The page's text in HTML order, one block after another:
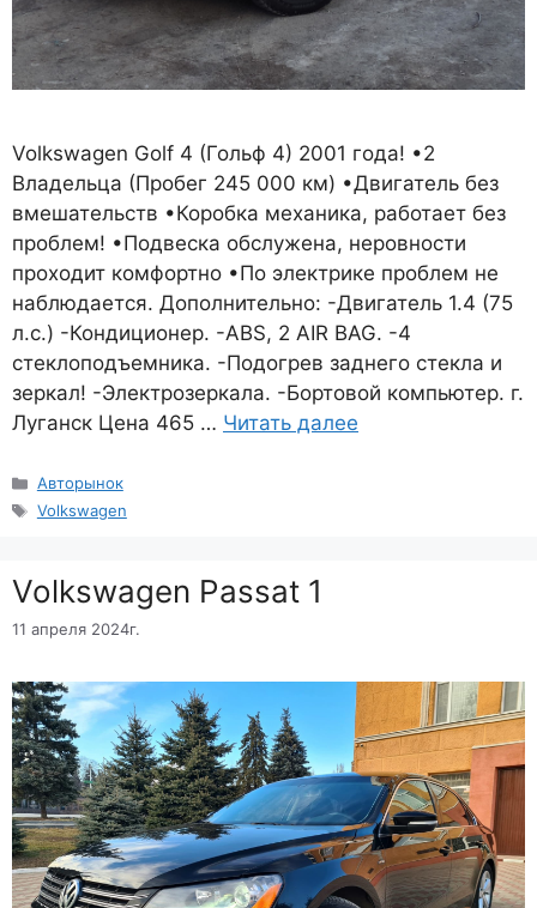
Volkswagen Golf 4 (Гольф 4) 2001 года! •2
Владельца (Пробег 245 000 км) •Двигатель без
вмешательств •Коробка механика, работает без
проблем! •Подвеска обслужена, неровности
проходит комфортно •По электрике проблем не
наблюдается. Дополнительно: -Двигатель 1.4 (75
л.с.) -Кондиционер. -АBS, 2 AIR BAG. -4
стеклоподъемника. -Подогрев заднего стекла и
зеркал! -Электрозеркала. -Бортовой компьютер. г.
Луганск Цена 465 … Читать далее
Рубрики
Авторынок
Метки
Volkswagen
Volkswagen Passat 1
11 апреля 2024г.